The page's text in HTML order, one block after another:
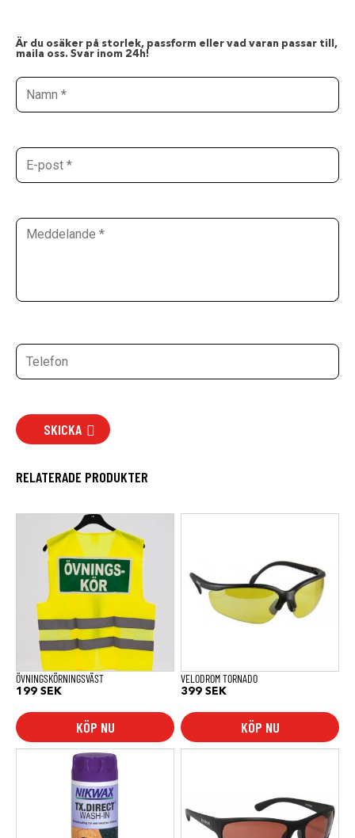
Är du osäker på storlek, passform eller vad varan passar till,
maila oss. Svar inom 24h!
SKICKA
RELATERADE PRODUKTER
ÖVNINGSKÖRNINGSVÄST
199 SEK
KÖP NU
VELODROM TORNADO
399 SEK
KÖP NU